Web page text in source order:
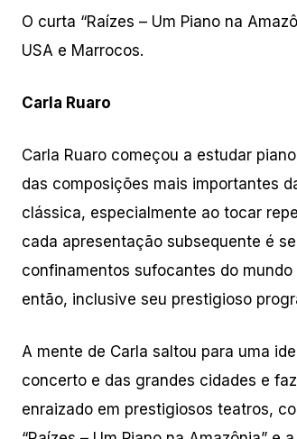
O curta “Raízes – Um Piano na
USA e Marrocos.
Carla Ruaro
Carla Ruaro começou a estudar
das composições mais importantes
clássica, especialmente ao tocar
cada apresentação subsequente é
confinamentos sufocantes do
então, inclusive seu prestigioso
A mente de Carla saltou para uma
concerto e das grandes cidades e
enraizado em prestigiosos teatros,